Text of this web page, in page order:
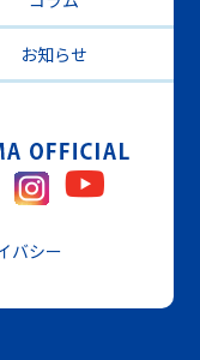
お知らせ
バシー